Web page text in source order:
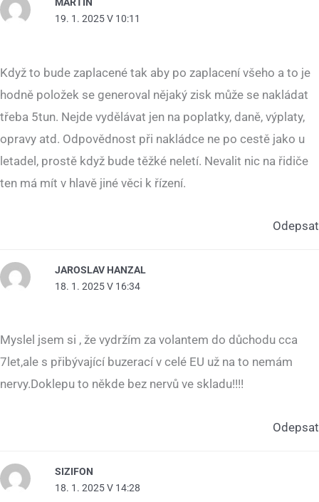
MARTIN
19. 1. 2025 V 10:11
Když to bude zaplacené tak aby po zaplacení všeho a to je
hodně položek se generoval nějaký zisk může se nakládat
třeba 5tun. Nejde vydělávat jen na poplatky, daně, výplaty,
opravy atd. Odpovědnost při nakládce ne po cestě jako u
letadel, prostě když bude těžké neletí. Nevalit nic na řidiče
ten má mít v hlavě jiné věci k řízení.
Odepsat
JAROSLAV HANZAL
18. 1. 2025 V 16:34
Myslel jsem si , že vydržím za volantem do důchodu cca
7let,ale s přibývající buzerací v celé EU už na to nemám
nervy.Doklepu to někde bez nervů ve skladu!!!!
Odepsat
SIZIFON
18. 1. 2025 V 14:28